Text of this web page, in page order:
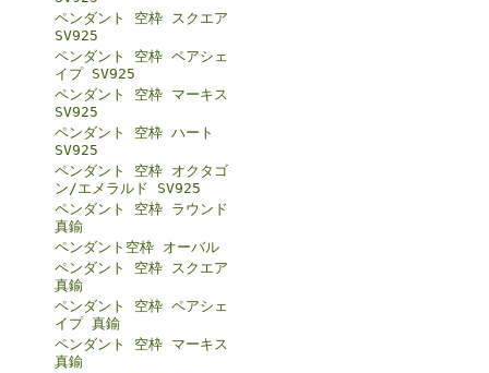
ペンダント 空枠 スクエア
SV925
ペンダント 空枠 ペアシェ
イプ SV925
ペンダント 空枠 マーキス
SV925
ペンダント 空枠 ハート
SV925
ペンダント 空枠 オクタゴ
ン/エメラルド SV925
ペンダント 空枠 ラウンド
真鍮
ペンダント空枠 オーバル
ペンダント 空枠 スクエア
真鍮
ペンダント 空枠 ペアシェ
イプ 真鍮
ペンダント 空枠 マーキス
真鍮